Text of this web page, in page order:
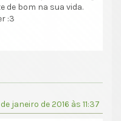
de bom na sua vida.
:3
de janeiro de 2016 às 11:37